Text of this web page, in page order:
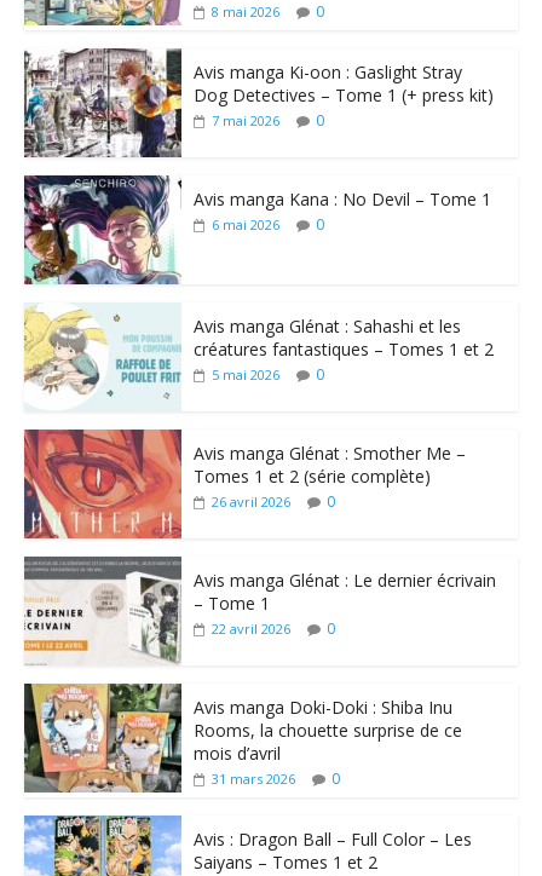
8 mai 2026 0
Avis manga Ki-oon : Gaslight Stray
Dog Detectives – Tome 1 (+ press kit)
7 mai 2026 0
Avis manga Kana : No Devil – Tome 1
6 mai 2026 0
Avis manga Glénat : Sahashi et les
créatures fantastiques – Tomes 1 et 2
5 mai 2026 0
Avis manga Glénat : Smother Me –
Tomes 1 et 2 (série complète)
26 avril 2026 0
Avis manga Glénat : Le dernier écrivain
– Tome 1
22 avril 2026 0
Avis manga Doki-Doki : Shiba Inu
Rooms, la chouette surprise de ce
mois d’avril
31 mars 2026 0
Avis : Dragon Ball – Full Color – Les
Saiyans – Tomes 1 et 2